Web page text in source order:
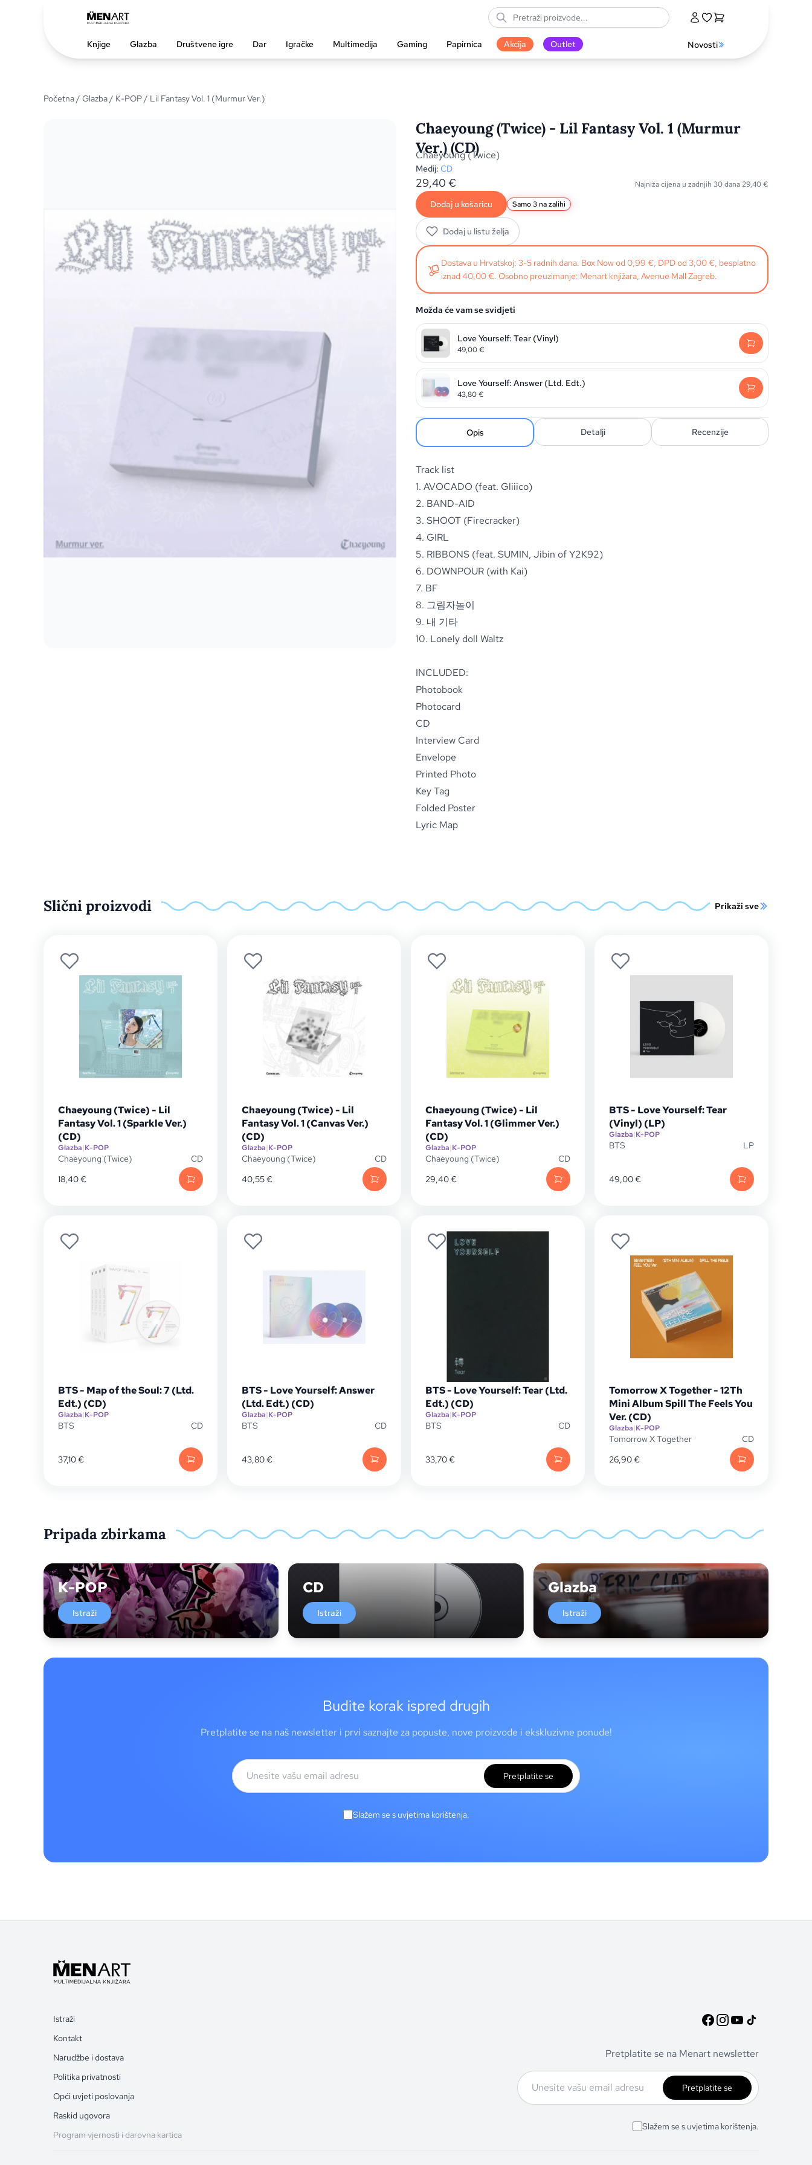
Knjige Glazba Društvene igre Dar Igračke Multimedija Gaming Papirnica Akcija Outlet Novosti
Početna/ Glazba/ K-POP/ Lil Fantasy Vol. 1 (Murmur Ver.)
Chaeyoung (Twice) - Lil Fantasy Vol. 1 (Murmur
Ver.) (CD)
Chaeyoung (Twice)
Medij: CD
29,40 € Najniža cijena u zadnjih 30 dana 29,40€
Dodaj u košaricu Samo 3 na zalihi
Dodaj u listu želja
Dostava u Hrvatskoj: 3-5 radnih dana. Box Now od 0,99 €, DPD od 3,00 €, besplatno
iznad 40,00 €. Osobno preuzimanje: Menart knjižara, Avenue Mall Zagreb.
Možda će vam se svidjeti
Love Yourself: Tear (Vinyl)
49,00€
Love Yourself: Answer (Ltd. Edt.)
43,80€
Opis Detalji Recenzije
Track list
1. AVOCADO (feat. Gliiico)
2. BAND-AID
3. SHOOT (Firecracker)
4. GIRL
5. RIBBONS (feat. SUMIN, Jibin of Y2K92)
6. DOWNPOUR (with Kai)
7. BF
8. 그림자놀이
9. 내 기타
10. Lonely doll Waltz
INCLUDED:
Photobook
Photocard
CD
Interview Card
Envelope
Printed Photo
Key Tag
Folded Poster
Lyric Map
Slični proizvodi Prikaži sve
Chaeyoung (Twice) - Lil
Fantasy Vol. 1 (Sparkle Ver.)
(CD)
Glazba|K-POP
Chaeyoung (Twice)
CD
18,40€
Chaeyoung (Twice) - Lil
Fantasy Vol. 1 (Canvas Ver.)
(CD)
Glazba|K-POP
Chaeyoung (Twice)
CD
40,55€
Chaeyoung (Twice) - Lil
Fantasy Vol. 1 (Glimmer Ver.)
(CD)
Glazba|K-POP
Chaeyoung (Twice)
CD
29,40€
BTS - Love Yourself: Tear
(Vinyl) (LP)
Glazba|K-POP
BTS LP
49,00€
BTS - Map of the Soul: 7 (Ltd.
Edt.) (CD)
Glazba|K-POP
BTS CD
37,10€
BTS - Love Yourself: Answer
(Ltd. Edt.) (CD)
Glazba|K-POP
BTS CD
43,80€
BTS - Love Yourself: Tear (Ltd.
Edt.) (CD)
Glazba|K-POP
BTS CD
33,70€
Tomorrow X Together - 12Th
Mini Album Spill The Feels You
Ver. (CD)
Glazba|K-POP
Tomorrow X Together
CD
26,90€
Pripada zbirkama
K-POP
Istraži
CD
Istraži
Glazba
Istraži
Budite korak ispred drugih
Pretplatite se na naš newsletter i prvi saznajte za popuste, nove proizvode i ekskluzivne ponude!
Pretplatite se
Slažem se s uvjetima korištenja.
Istraži
Kontakt
Narudžbe i dostava
Politika privatnosti
Opći uvjeti poslovanja
Raskid ugovora
Program vjernosti i darovna kartica
Pretplatite se na Menart newsletter
Pretplatite se
Slažem se s uvjetima korištenja.